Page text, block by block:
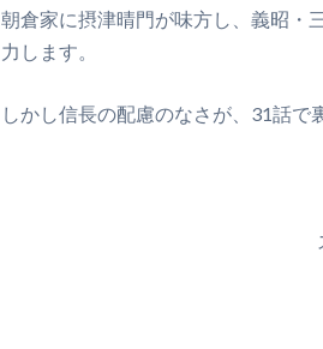
朝倉家に摂津晴門が味方し、義昭・
力します。
しかし信長の配慮のなさが、31話で